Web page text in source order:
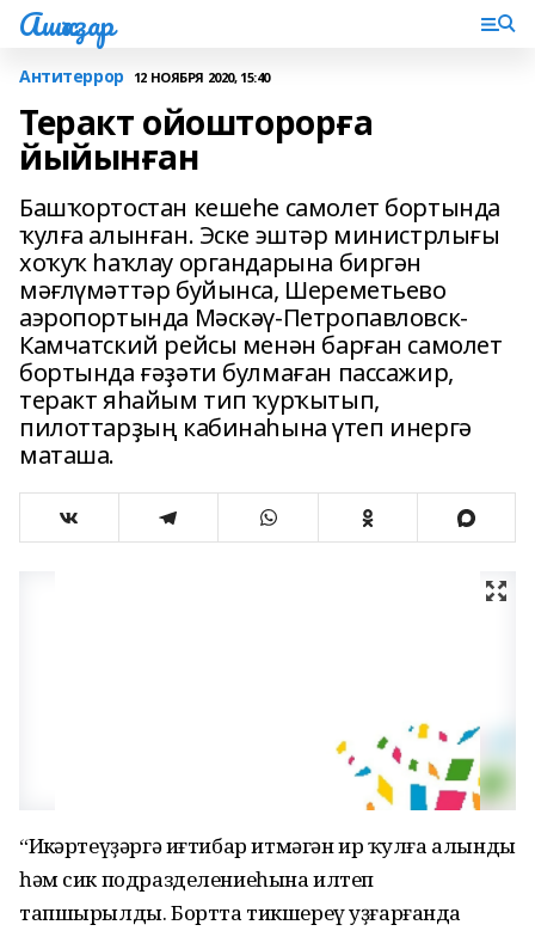
Ашҡаҙар
Антитеррор 12 НОЯБРЯ 2020, 15:40
Теракт ойошторорға
йыйынған
Башҡортостан кешеһе самолет бортында
ҡулға алынған. Эске эштәр министрлығы
хоҡуҡ һаҡлау органдарына биргән
мәғлүмәттәр буйынса, Шереметьево
аэропортында Мәскәү-Петропавловск-
Камчатский рейсы менән барған самолет
бортында ғәҙәти булмаған пассажир,
теракт яһайым тип ҡурҡытып,
пилоттарҙың кабинаһына үтеп инергә
маташа.
“Иҫкәртеүҙәргә иғтибар итмәгән ир ҡулға алынды
һәм сик подразделениеһына илтеп
тапшырылды. Бортта тикшереү уҙғарғанда